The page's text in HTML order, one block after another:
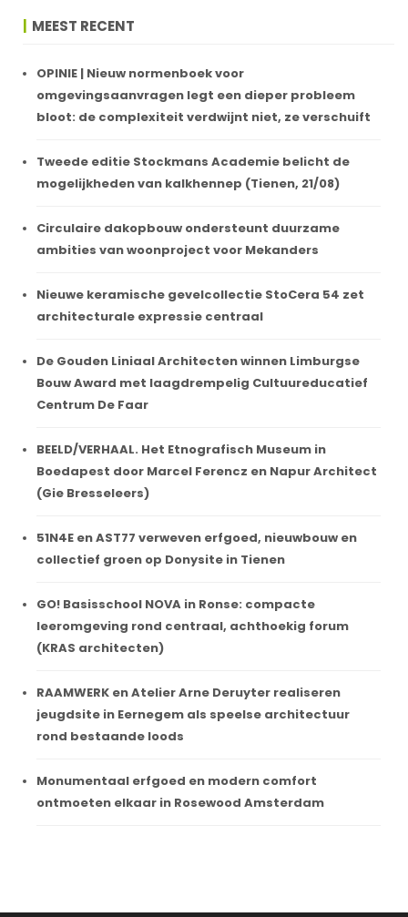
MEEST RECENT
OPINIE | Nieuw normenboek voor
omgevingsaanvragen legt een dieper probleem
bloot: de complexiteit verdwijnt niet, ze verschuift
Tweede editie Stockmans Academie belicht de
mogelijkheden van kalkhennep (Tienen, 21/08)
Circulaire dakopbouw ondersteunt duurzame
ambities van woonproject voor Mekanders
Nieuwe keramische gevelcollectie StoCera 54 zet
architecturale expressie centraal
De Gouden Liniaal Architecten winnen Limburgse
Bouw Award met laagdrempelig Cultuureducatief
Centrum De Faar
BEELD/VERHAAL. Het Etnografisch Museum in
Boedapest door Marcel Ferencz en Napur Architect
(Gie Bresseleers)
51N4E en AST77 verweven erfgoed, nieuwbouw en
collectief groen op Donysite in Tienen
GO! Basisschool NOVA in Ronse: compacte
leeromgeving rond centraal, achthoekig forum
(KRAS architecten)
RAAMWERK en Atelier Arne Deruyter realiseren
jeugdsite in Eernegem als speelse architectuur
rond bestaande loods
Monumentaal erfgoed en modern comfort
ontmoeten elkaar in Rosewood Amsterdam